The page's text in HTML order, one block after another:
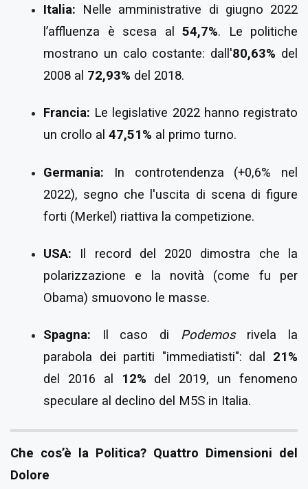
Italia: Nelle amministrative di giugno 2022
l’affluenza è scesa al 54,7%. Le politiche
mostrano un calo costante: dall'80,63% del
2008 al 72,93% del 2018.
Francia: Le legislative 2022 hanno registrato
un crollo al 47,51% al primo turno.
Germania: In controtendenza (+0,6% nel
2022), segno che l'uscita di scena di figure
forti (Merkel) riattiva la competizione.
USA: Il record del 2020 dimostra che la
polarizzazione e la novità (come fu per
Obama) smuovono le masse.
Spagna: Il caso di Podemosrivela la
parabola dei partiti "immediatisti": dal 21%
del 2016 al
12% del 2019, un fenomeno
speculare al declino del M5S in Italia.
Che cos’è la Politica? Quattro Dimensioni del
Dolore